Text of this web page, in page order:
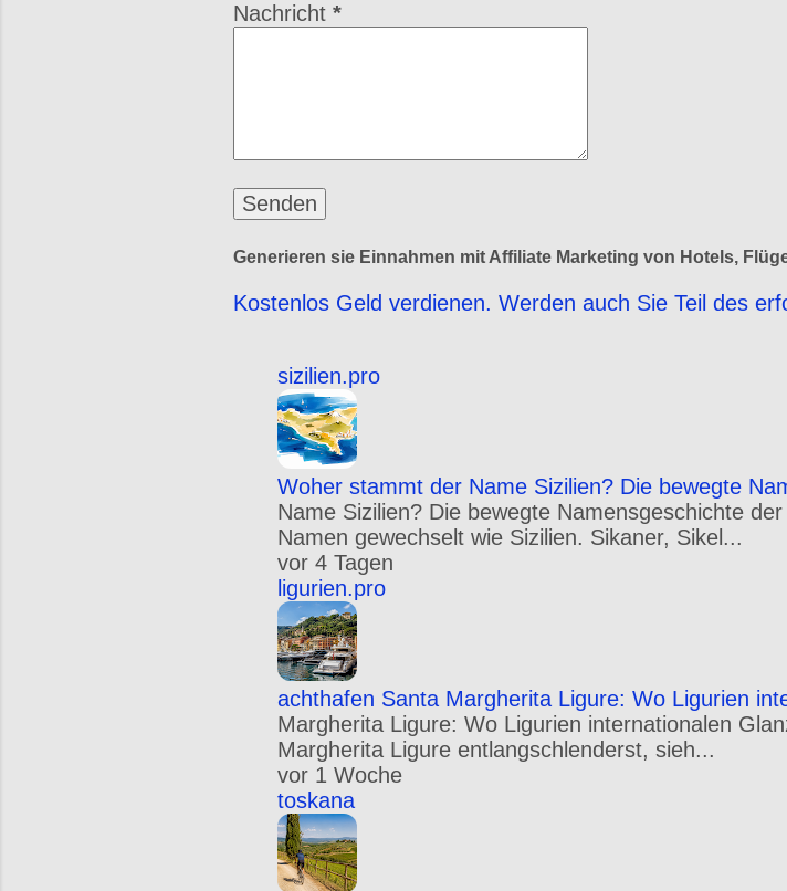
Nachricht *
Generieren sie Einnahmen mit Affiliate Marketing von Hotels,
Kostenlos Geld verdienen. Werden auch Sie Teil des
sizilien.pro
Woher stammt der Name Sizilien? Die bewegte
Name Sizilien? Die bewegte Namensgeschichte
Namen gewechselt wie Sizilien. Sikaner, Sikel...
vor 4 Tagen
ligurien.pro
achthafen Santa Margherita Ligure: Wo Ligurien
Margherita Ligure: Wo Ligurien internationalen
Margherita Ligure entlangschlenderst, sieh...
vor 1 Woche
toskana